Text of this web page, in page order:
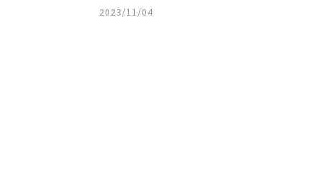
2023/11/04